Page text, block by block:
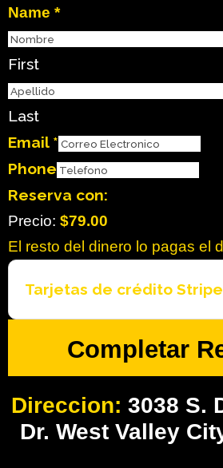
Name *
First
Last
Email *
Phone
Reserva con:
Precio: $79.00
El resto del dinero lo pagas el
Tarjetas de crédito Stripe
Completar
Direccion: 3038 S.
Dr. West Valley